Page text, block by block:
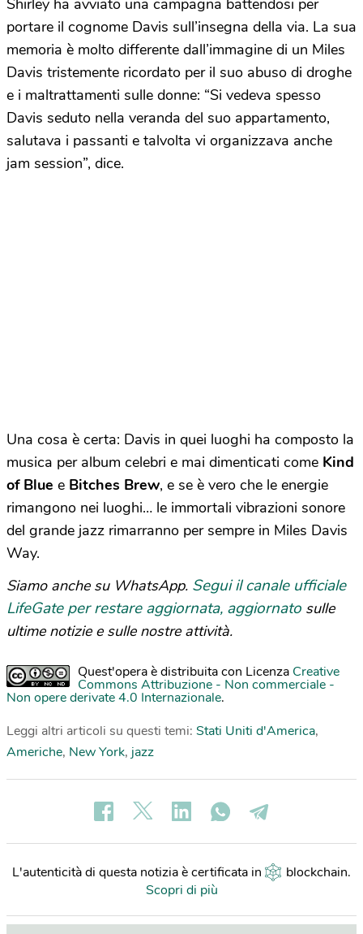
Shirley ha avviato una campagna battendosi per
portare il cognome Davis sull’insegna della via. La sua
memoria è molto differente dall’immagine di un Miles
Davis tristemente ricordato per il suo abuso di droghe
e i maltrattamenti sulle donne: “Si vedeva spesso
Davis seduto nella veranda del suo appartamento,
salutava i passanti e talvolta vi organizzava anche
jam session”, dice.
Una cosa è certa: Davis in quei luoghi ha composto la
musica per album celebri e mai dimenticati come Kind
of Blue e Bitches Brew, e se è vero che le energie
rimangono nei luoghi… le immortali vibrazioni sonore
del grande jazz rimarranno per sempre in Miles Davis
Way.
Siamo anche su WhatsApp. Segui il canale ufficiale
LifeGate per restare aggiornata, aggiornato sulle
ultime notizie e sulle nostre attività.
Quest'opera è distribuita con Licenza Creative
Commons Attribuzione - Non commerciale -
Non opere derivate 4.0 Internazionale.
Leggi altri articoli su questi temi: Stati Uniti d'America,
Americhe, New York, jazz
L'autenticità di questa notizia è certificata in blockchain.
Scopri di più